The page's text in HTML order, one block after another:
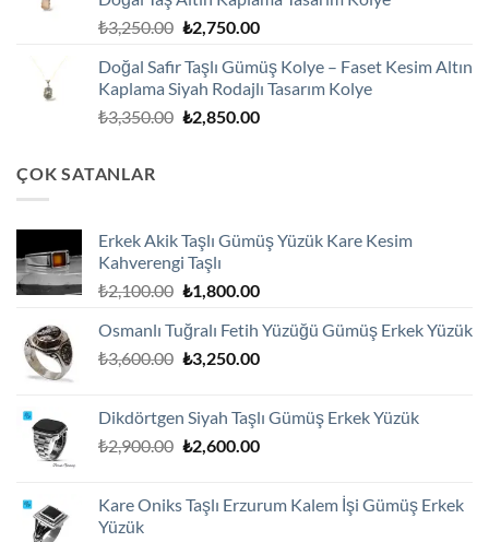
₺1,800.00.
₺3,250.00 Orijinal
₺3,250.00.
₺2,750.00Şu
fiyat:
₺2,750.00.
Doğal Safir Taşlı Gümüş Kolye – Faset Kesim Altın
Kaplama Siyah Rodajlı Tasarım Kolye
₺3,350.00 Orijinal
₺2,850.00Şu
ÇOK SATANLAR
Erkek Akik Taşlı Gümüş Yüzük Kare Kesim
Kahverengi Taşlı
₺2,100.00 Orijinal
₺2,100.00.
₺1,800.00Şu
fiyat:
₺1,800.00.
Osmanlı Tuğralı Fetih Yüzüğü Gümüş Erkek Yüzük
₺3,600.00 Orijinal
₺3,250.00Şu
₺3,250.00.
Dikdörtgen Siyah Taşlı Gümüş Erkek Yüzük
₺2,900.00 Orijinal
₺2,600.00Şu
₺2,600.00.
Kare Oniks Taşlı Erzurum Kalem İşi Gümüş Erkek
Yüzük